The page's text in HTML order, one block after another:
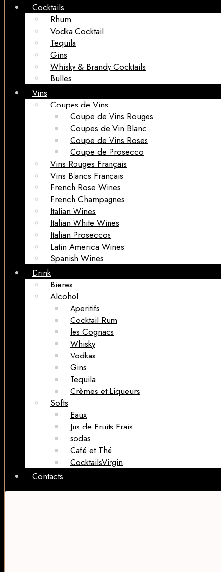
Cocktails
Rhum
Vodka Cocktail
Tequila
Gins
Whisky & Brandy Cocktails
Bulles
Vins
Coupes de Vins
Coupe de Vins Rouges
Coupes de Vin Blanc
Coupe de Vins Roses
Coupe de Prosecco
Vins Rouges Français
Vins Blancs Français
French Rose Wines
French Champagnes
Italian Wines
Italian White Wines
Italian Proseccos
Latin America Wines
Spanish Wines
Drink
Bieres
Alcohol
Aperitifs
Cocktail Rum
les Cognacs
Whisky
Vodkas
Gins
Tequila
Crèmes et Liqueurs
Softs
Eaux
Jus de Fruits Frais
sodas
Café et Thé
CocktailsVirgin​
Contacts